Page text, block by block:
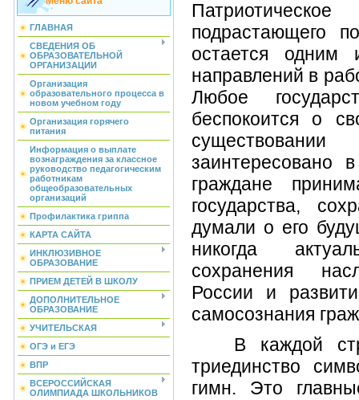
ГЛАВНАЯ
СВЕДЕНИЯ ОБ
ОБРАЗОВАТЕЛЬНОЙ
ОРГАНИЗАЦИИ
Организация
образовательного процесса в
новом учебном году
Организация горячего
питания
Информация о выплате
вознаграждения за классное
руководство педагогическим
работникам
общеобразовательных
организаций
Профилактика гриппа
КАРТА САЙТА
ИНКЛЮЗИВНОЕ
ОБРАЗОВАНИЕ
ПРИЕМ ДЕТЕЙ В ШКОЛУ
ДОПОЛНИТЕЛЬНОЕ
ОБРАЗОВАНИЕ
УЧИТЕЛЬСКАЯ
ОГЭ и ЕГЭ
ВПР
ВСЕРОССИЙСКАЯ
ОЛИМПИАДА ШКОЛЬНИКОВ
подрастающего
остается одним
направлений в
Любое
беспокоится о
заинтересовано
граждане
государства,
думали о его
никогда
сохранения
России и
самосознания
В каждой
триединство
гимн. Это